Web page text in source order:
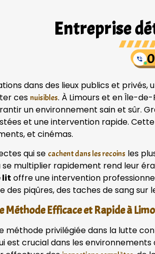
Entreprise
dans des lieux publics et privés,
ces nuisibles. À Limours et en Île-
un environnement sain et sûr.
et une intervention rapide.
et cinémas.
qui se cachent dans les recoins les
multiplier rapidement rend leur
lit offre une intervention
des piqûres, des taches de sang
Méthode Efficace et Rapide à
méthode privilégiée dans la lutte
est crucial dans les environnements